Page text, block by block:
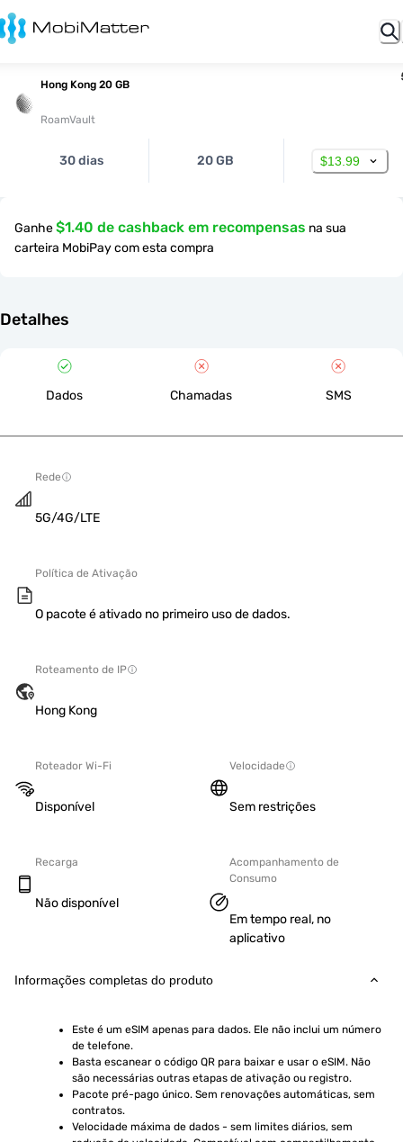
Hong Kong 20 GB
RoamVault
30 dias 20 GB $13.99
Ganhe$1.40 de cashback em recompensas na sua
carteira MobiPay com esta compra
Detalhes
Dados Chamadas SMS
Rede
5G/4G/LTE
Política de Ativação
O pacote é ativado no primeiro uso de dados.
Roteamento de IP
Hong Kong
Roteador Wi-Fi
Disponível
Velocidade
Sem restrições
Recarga
Não disponível
Acompanhamento de
Consumo
Em tempo real, no
aplicativo
Informações completas do produto
Este é um eSIM apenas para dados. Ele não inclui um número
de telefone.
Basta escanear o código QR para baixar e usar o eSIM. Não
são necessárias outras etapas de ativação ou registro.
Pacote pré-pago único. Sem renovações automáticas, sem
contratos.
Velocidade máxima de dados - sem limites diários, sem